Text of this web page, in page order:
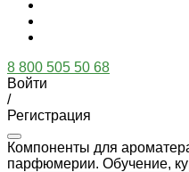
8 800 505 50 68
Войти
/
Регистрация
Компоненты для
парфюмерии. Обучение,